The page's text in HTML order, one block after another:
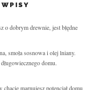
o dobrym drewnie, jest błędne
smoła sosnowa i olej lniany.
domu.
chacie marnujesz potencjał domu